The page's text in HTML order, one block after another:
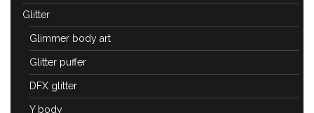
Glitter
Glimmer body art
Glitter puffer
DFX glitter
Y body